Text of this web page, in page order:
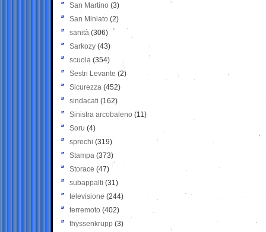
San Martino (3)
San Miniato (2)
sanità (306)
Sarkozy (43)
scuola (354)
Sestri Levante (2)
Sicurezza (452)
sindacati (162)
Sinistra arcobaleno (11)
Soru (4)
sprechi (319)
Stampa (373)
Storace (47)
subappalti (31)
televisione(244)
terremoto (402)
thyssenkrupp (3)